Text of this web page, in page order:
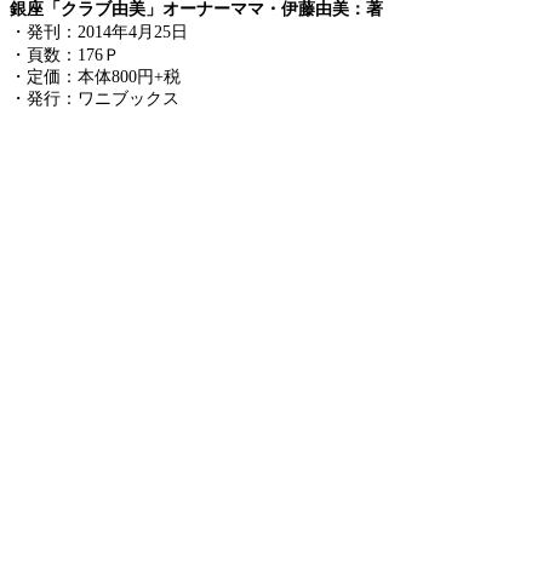
銀座「クラブ由美」オーナーママ・伊藤由美：著
・発刊： 2014年4月25日
・頁数：176Ｐ
・定価：本体800円+税
・発行：ワニブックス